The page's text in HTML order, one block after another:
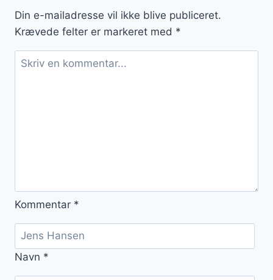
Din e-mailadresse vil ikke blive publiceret.
Krævede felter er markeret med *
Kommentar *
Navn *